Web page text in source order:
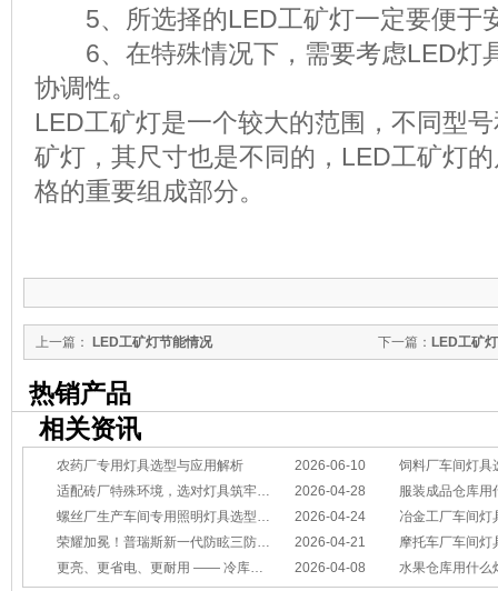
5、所选择的LED工矿灯一定要便于
6、在特殊情况下，需要考虑LED灯
协调性。
LED工矿灯是一个较大的范围，不同型
矿灯，其尺寸也是不同的，LED工矿灯
格的重要组成部分。
下一篇： LED工矿
上一篇： LED工矿灯节能情况
热销产品
相关资讯
2026-06-10
农药厂专用灯具选型与应用解析
饲料厂车间灯具
2026-04-28
适配砖厂特殊环境，选对灯具筑牢生产安全线
服装成品仓库用
2026-04-24
螺丝厂生产车间专用照明灯具选型方案
冶金工厂车间灯具选型指南：
2026-04-21
荣耀加冕！普瑞斯新一代防眩三防灯BC-L斩获2026阿拉丁神灯奖
摩托车厂车间灯具怎么选？
2026-04-08
更亮、更省电、更耐用 —— 冷库照明优选 水果仓库用什么